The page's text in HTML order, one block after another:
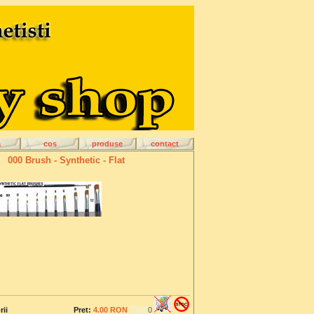
contact
produse
cos
000 Brush - Synthetic - Flat
Pret: 4.00 RON